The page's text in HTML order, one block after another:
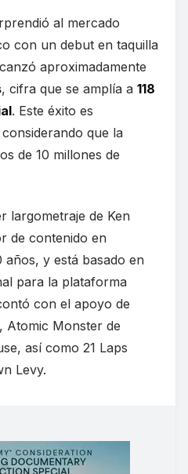
al mercado
con un debut en taquilla
aproximadamente
, cifra que se amplía a 118
. Este éxito es
que la
de 10 millones de
largometraje de Ken
de contenido en
años, y está basado en
para la plataforma
con el apoyo de
Atomic Monster de
así como 21 Laps
Levy.